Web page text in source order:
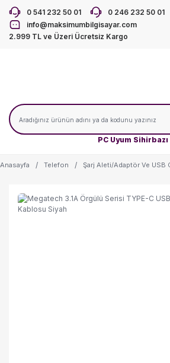
0 541 232 50 01
0 246 232 50 01
info@maksimumbilgisayar.com
2.999 TL ve Üzeri Ücretsiz Kargo
PC Uyum Sihirbazı
Anasayfa Telefon Şarj Aleti/Adaptör Ve USB